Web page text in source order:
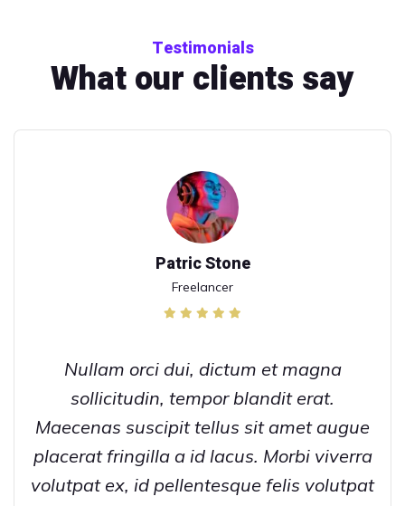
Testimonials
What our clients say
Patric Stone
Freelancer
Nullam orci dui, dictum et magna
sollicitudin, tempor blandit erat.
Maecenas suscipit tellus sit amet augue
placerat fringilla a id lacus. Morbi viverra
volutpat ex, id pellentesque felis volutpat